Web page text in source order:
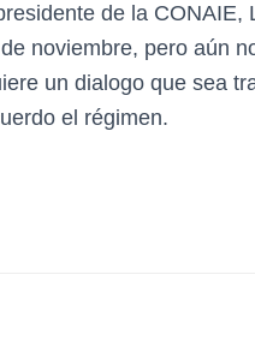
de la CONAIE,
noviembre, pero aún
un dialogo que sea
el régimen.